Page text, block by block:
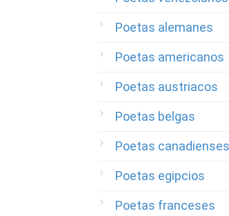
Poetas alemanes
Poetas americanos
Poetas austriacos
Poetas belgas
Poetas canadienses
Poetas egipcios
Poetas franceses